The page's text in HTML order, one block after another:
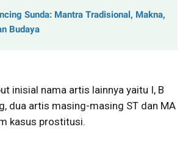
Sunda: Mantra Tradisional, Makna,
Budaya
inisial nama artis lainnya yaitu I, B
dua artis masing-masing ST dan MA
kasus prostitusi.